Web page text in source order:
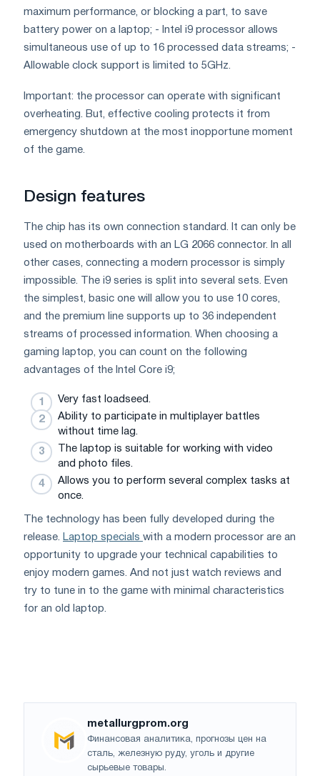
maximum performance, or blocking a part, to save
battery power on a laptop; - Intel i9 processor allows
simultaneous use of up to 16 processed data streams; -
Allowable clock support is limited to 5GHz.
Important: the processor can operate with significant
overheating. But, effective cooling protects it from
emergency shutdown at the most inopportune moment
of the game.
Design features
The chip has its own connection standard. It can only be
used on motherboards with an LG 2066 connector. In all
other cases, connecting a modern processor is simply
impossible. The i9 series is split into several sets. Even
the simplest, basic one will allow you to use 10 cores,
and the premium line supports up to 36 independent
streams of processed information. When choosing a
gaming laptop, you can count on the following
advantages of the Intel Core i9;
Very fast loadseed.
Ability to participate in multiplayer battles
without time lag.
The laptop is suitable for working with video
and photo files.
Allows you to perform several complex tasks at
once.
The technology has been fully developed during the
release. Laptop specials with a modern processor are an
opportunity to upgrade your technical capabilities to
enjoy modern games. And not just watch reviews and
try to tune in to the game with minimal characteristics
for an old laptop.
metallurgprom.org
Финансовая аналитика, прогнозы цен на
сталь, железную руду, уголь и другие
сырьевые товары.